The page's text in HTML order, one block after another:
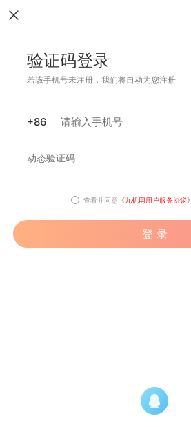
验证码登录
若该手机号未注册，我们将自动为您注册
+86
查看并同意 《九机网用户服务协议》
登 录